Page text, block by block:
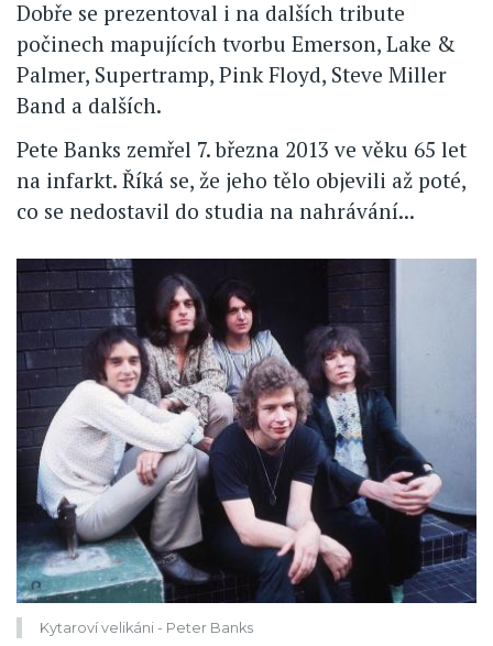
Dobře se prezentoval i na dalších tribute
počinech mapujících tvorbu Emerson, Lake &
Palmer, Supertramp, Pink Floyd, Steve Miller
Band a dalších.
Pete Banks zemřel 7. března 2013 ve věku 65 let
na infarkt. Říká se, že jeho tělo objevili až poté,
co se nedostavil do studia na nahrávání...
Kytaroví velikáni - Peter Banks